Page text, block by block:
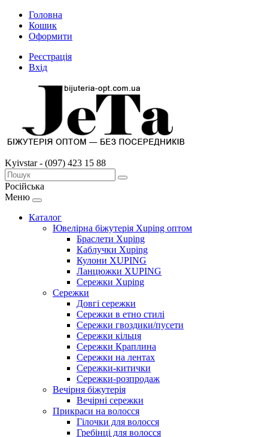
Головна
Кошик
Оформити
Реєстрація
Вхід
Kyivstar - (097) 423 15 88
Російська
Меню
Каталог
Ювелірна біжутерія Xuping оптом
Браслети Xuping
Каблучки Xuping
Кулони XUPING
Ланцюжки XUPING
Сережки Xuping
Сережки
Довгі сережки
Сережки в етно стилі
Сережки гвоздики/пусети
Сережки кільця
Сережки Краплина
Сережки на лентах
Сережки-китички
Сережки-розпродаж
Вечірня біжутерія
Вечірні сережки
Прикраси на волосся
Гілочки для волосся
Гребінці для волосся